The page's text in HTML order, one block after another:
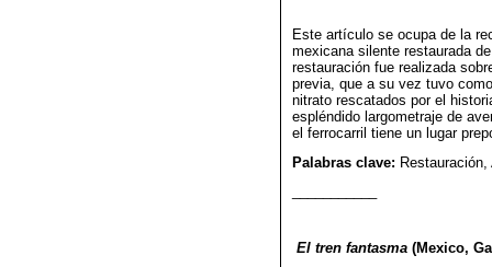
Este artículo se ocupa de la
mexicana silente restaurada
restauración fue realizada
previa, que a su vez tuvo
nitrato rescatados por el
espléndido largometraje de
el ferrocarril tiene un lugar
Palabras clave:
El tren fantasma (Mexico,